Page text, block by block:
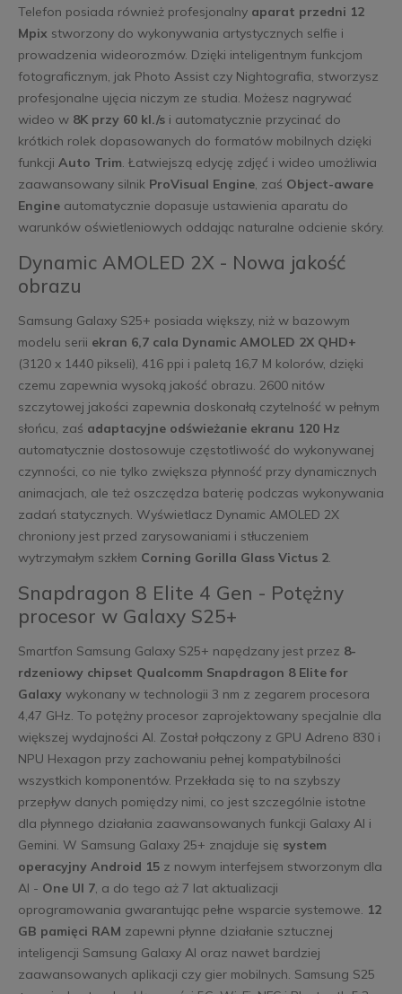
Telefon posiada również profesjonalny aparat przedni 12
Mpixstworzony do wykonywania artystycznych selfie i
prowadzenia wideorozmów. Dzięki inteligentnym funkcjom
fotograficznym, jak Photo Assist czy Nightografia, stworzysz
profesjonalne ujęcia niczym ze studia. Możesz nagrywać
wideo w 8K przy 60 kl./si automatycznie przycinać do
krótkich rolek dopasowanych do formatów mobilnych dzięki
funkcji Auto Trim. Łatwiejszą edycję zdjęć i wideo umożliwia
zaawansowany silnik ProVisual Engine, zaś Object-aware
Engineautomatycznie dopasuje ustawienia aparatu do
warunków oświetleniowych oddając naturalne odcienie skóry.
Dynamic AMOLED 2X - Nowa jakość
obrazu
Samsung Galaxy S25+ posiada większy, niż w bazowym
modelu serii ekran 6,7 cala Dynamic AMOLED 2X QHD+
(3120 x 1440 pikseli), 416 ppi i paletą 16,7 M kolorów, dzięki
czemu zapewnia wysoką jakość obrazu. 2600 nitów
szczytowej jakości zapewnia doskonałą czytelność w pełnym
słońcu, zaś adaptacyjne odświeżanie ekranu 120 Hz
automatycznie dostosowuje częstotliwość do wykonywanej
czynności, co nie tylko zwiększa płynność przy dynamicznych
animacjach, ale też oszczędza baterię podczas wykonywania
zadań statycznych. Wyświetlacz Dynamic AMOLED 2X
chroniony jest przed zarysowaniami i stłuczeniem
wytrzymałym szkłem Corning Gorilla Glass Victus 2.
Snapdragon 8 Elite 4 Gen - Potężny
procesor w Galaxy S25+
Smartfon Samsung Galaxy S25+ napędzany jest przez 8-
rdzeniowy chipset Qualcomm Snapdragon 8 Elite for
Galaxywykonany w technologii 3 nm z zegarem procesora
4,47 GHz. To potężny procesor zaprojektowany specjalnie dla
większej wydajności AI. Został połączony z GPU Adreno 830 i
NPU Hexagon przy zachowaniu pełnej kompatybilności
wszystkich komponentów. Przekłada się to na szybszy
przepływ danych pomiędzy nimi, co jest szczególnie istotne
dla płynnego działania zaawansowanych funkcji Galaxy AI i
Gemini. W Samsung Galaxy 25+ znajduje się system
operacyjny Android 15z nowym interfejsem stworzonym dla
AI - One UI 7, a do tego aż 7 lat aktualizacji
oprogramowania gwarantując pełne wsparcie systemowe. 12
GB pamięci RAM zapewni płynne działanie sztucznej
inteligencji Samsung Galaxy AI oraz nawet bardziej
zaawansowanych aplikacji czy gier mobilnych. Samsung S25